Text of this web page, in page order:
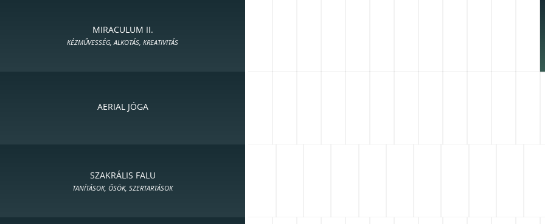
MIRACULUM II.
KÉZMŰVESSÉG, ALKOTÁS, KREATIVITÁS
AERIAL JÓGA
SZAKRÁLIS FALU
TANÍTÁSOK, ŐSÖK, SZERTARTÁSOK